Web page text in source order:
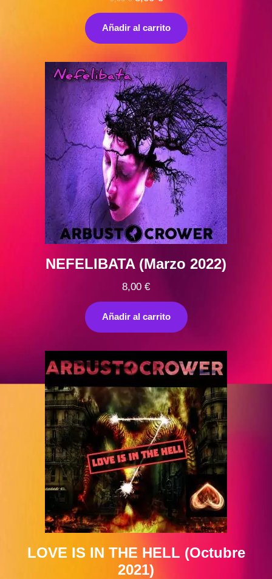
precio
original
era:
precio
actual
es:
Añadir al carrito
NEFELIBATA (Marzo 2022)
8,00 €
Añadir al carrito
LOVE IS IN THE HELL (Octubre
2021)